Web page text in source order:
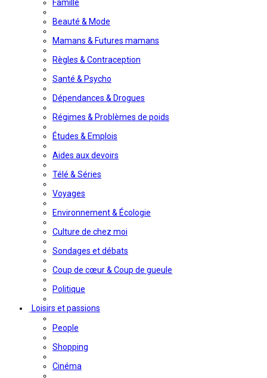
Famille
Beauté & Mode
Mamans & Futures mamans
Règles & Contraception
Santé & Psycho
Dépendances & Drogues
Régimes & Problèmes de poids
Études & Emplois
Aides aux devoirs
Télé & Séries
Voyages
Environnement & Écologie
Culture de chez moi
Sondages et débats
Coup de cœur & Coup de gueule
Politique
Loisirs et passions
People
Shopping
Cinéma